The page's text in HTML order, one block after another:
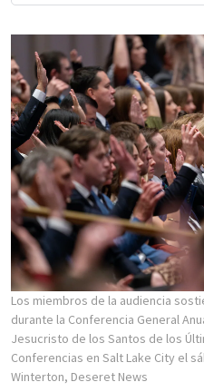
Los miembros de la audiencia
durante la Conferencia General
Jesucristo de los Santos de los
Conferencias en Salt Lake City el
Winterton, Deseret News